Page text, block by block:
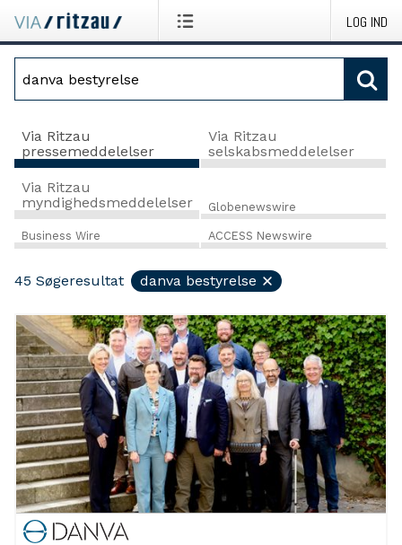
LOG IND
Via Ritzau
pressemeddelelser
Via Ritzau
selskabsmeddelelser
Via Ritzau
myndighedsmeddelelser
Globenewswire
Business Wire ACCESS Newswire
45 Søgeresultat danva bestyrelse